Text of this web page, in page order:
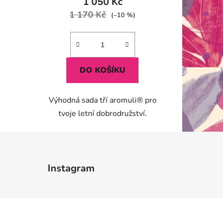
je
5
hvězdiček.
1 170 Kč (–10 %)
DO KOŠÍKU
Výhodná sada tří aromuli® pro
tvoje letní dobrodružství.
Instagram